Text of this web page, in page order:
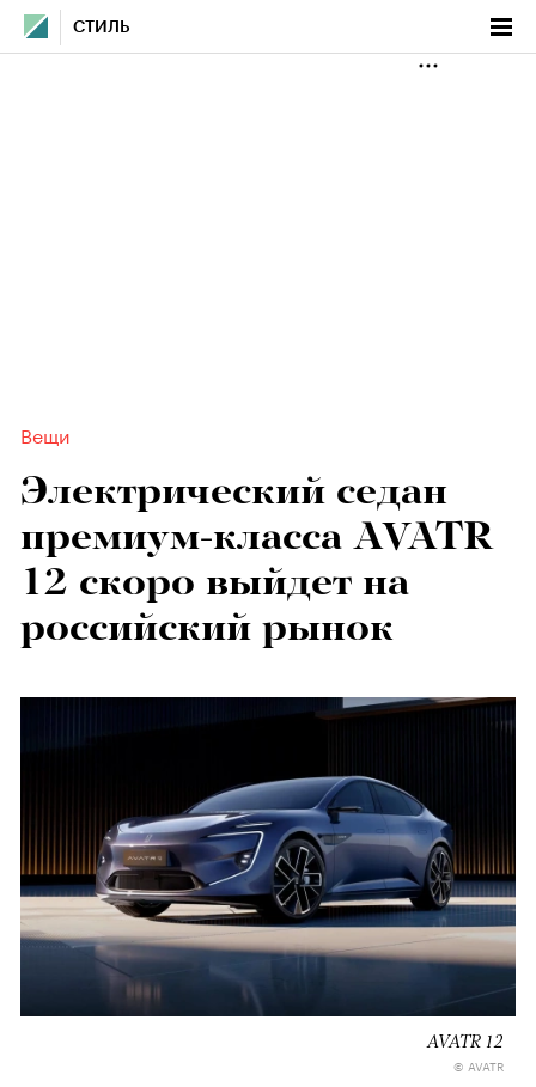
СТИЛЬ
Вещи
Электрический седан
премиум-класса AVATR
12 скоро выйдет на
российский рынок
AVATR 12
© AVATR